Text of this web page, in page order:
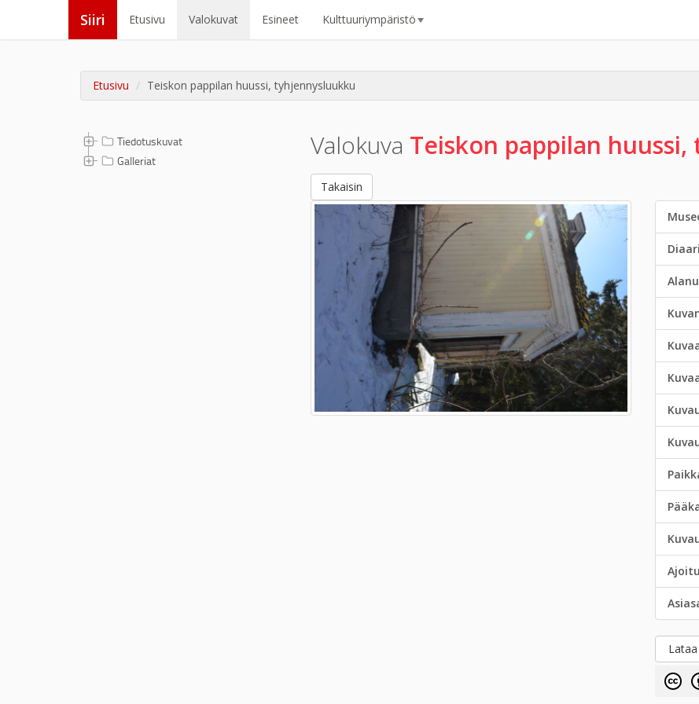
Siiri Etusivu Valokuvat Esineet Kulttuuriympäristö
Etusivu Teiskon pappilan huussi, tyhjennysluukku
Tiedotuskuvat
Galleriat
Valokuva Teiskon pappilan
Takaisin